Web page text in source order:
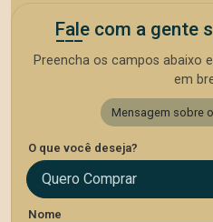
Fale com a gente
Preencha os campos abaixo
em
Mensagem sobre
O que você deseja?
Quero Comprar
Nome